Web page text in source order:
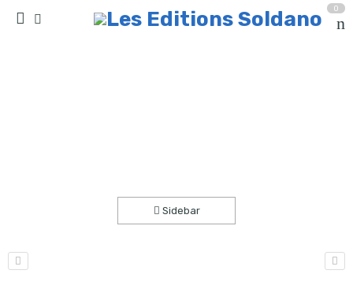
0
Sidebar